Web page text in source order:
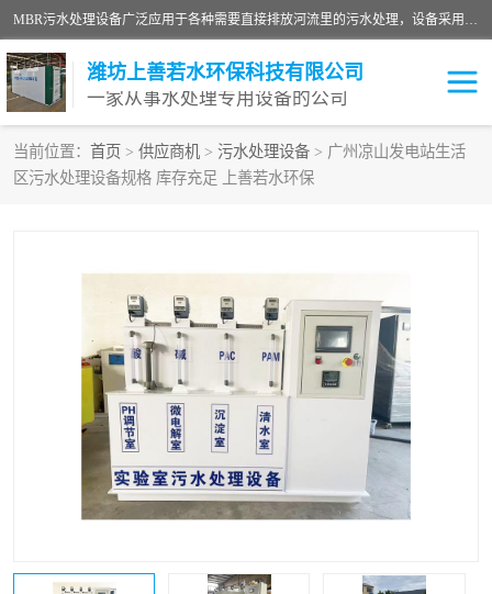
MBR污水处理设备广泛应用于各种需要直接排放河流里的污水处理，设备采用膜生物反应器（Membrane Bioreactor,简称MBR〕技术，取代了传统工艺中的二沉池，它可以*地进行固液分离，得到直接使用的稳定中水，又可在生物池内维持高浓度的微生物量，工艺剩余污泥少，极有效地去除氨氮，出水悬浮物和浊度接近于零，出水中细菌和病毒被大幅度去除，能耗低，占地面积小。
潍坊上善若水环保科技有限公司
一家从事水处理专用设备的公司
当前位置： 首页 > 供应商机 > 污水处理设备 > 广州凉山发电站生活
区污水处理设备规格 库存充足 上善若水环保
污水处理设备 医院污水处理设备
洗涤污水处理设备 实验室污水处理设备
诊所门诊污水处理设备 臭氧消毒设备
养殖污水处理设备 屠宰污水处理设备
一体化污水处理设备 食品制造业污水处理设备
医院辐射污水衰变池